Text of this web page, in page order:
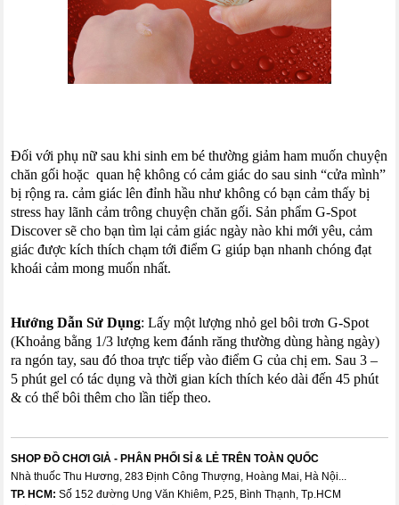
Đối với phụ nữ sau khi sinh em bé thường giảm ham muốn chuyện
chăn gối hoặc quan hệ không có cảm giác do sau sinh “cửa mình”
bị rộng ra. cảm giác lên đỉnh hầu như không có bạn cảm thấy bị
stress hay lãnh cảm trông chuyện chăn gối. Sản phẩmG-Spot
Discover sẽ cho bạn tìm lại cảm giác ngày nào khi mới yêu, cảm
giác được kích thích chạm tới điểm G giúp bạn nhanh chóng đạt
khoái cảm mong muốn nhất.
Hướng Dẫn Sử Dụng: Lấy một lượng nhỏ gel bôi trơn G-Spot
(Khoảng bằng 1/3 lượng kem đánh răng thường dùng hàng ngày)
ra ngón tay, sau đó thoa trực tiếp vào điểm G của chị em. Sau 3 –
5 phút gel có tác dụng và thời gian kích thích kéo dài đến 45 phút
& có thể bôi thêm cho lần tiếp theo.
SHOP ĐỒ CHƠI GIẢ - PHÂN PHỐI SỈ & LẺ TRÊN TOÀN QUỐC
Nhà thuốc Thu Hương, 283 Định Công Thượng, Hoàng Mai, Hà Nội...
TP. HCM: Số 152 đường Ung Văn Khiêm, P.25, Bình Thạnh, Tp.HCM